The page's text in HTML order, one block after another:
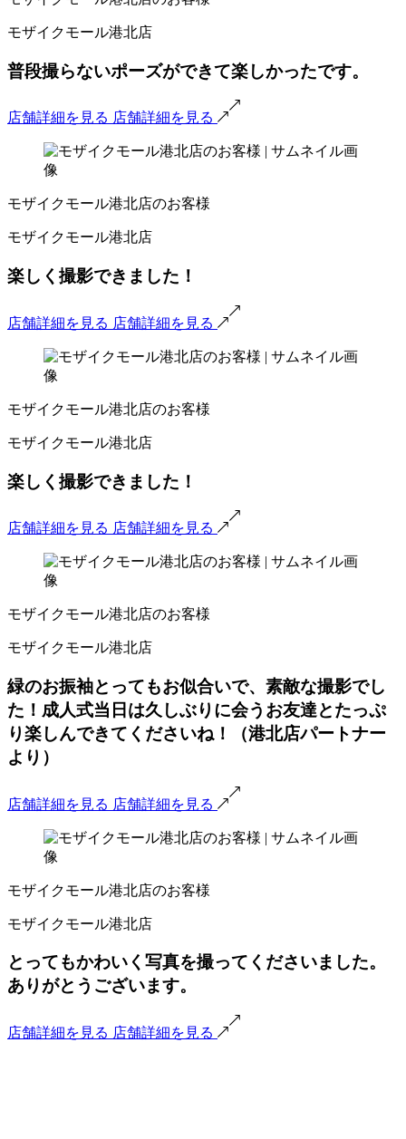
モザイクモール港北店
普段撮らないポーズができて楽しかったです。
店舗詳細を見る 店舗詳細を見る
モザイクモール港北店のお客様
モザイクモール港北店
楽しく撮影できました！
店舗詳細を見る 店舗詳細を見る
モザイクモール港北店のお客様
モザイクモール港北店
楽しく撮影できました！
店舗詳細を見る 店舗詳細を見る
モザイクモール港北店のお客様
モザイクモール港北店
緑のお振袖とってもお似合いで、素敵な撮影でし
た！成人式当日は久しぶりに会うお友達とたっぷ
り楽しんできてくださいね！（港北店パートナー
より）
店舗詳細を見る 店舗詳細を見る
モザイクモール港北店のお客様
モザイクモール港北店
とってもかわいく写真を撮ってくださいました。
ありがとうございます。
店舗詳細を見る 店舗詳細を見る